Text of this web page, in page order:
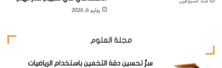
يوليو 6, 2026
مجلة العلوم
سرُّ تحسين دقة التخمين باستخدام الرياضيات